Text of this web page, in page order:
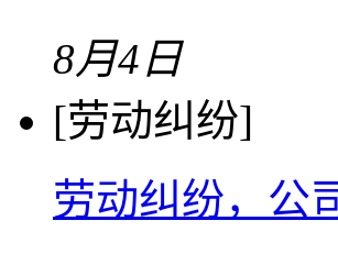
8月4日
[劳动纠纷]
劳动纠纷，公